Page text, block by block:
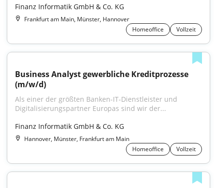
Finanz Informatik GmbH & Co. KG
Frankfurt am Main, Münster, Hannover
Homeoffice
Vollzeit
Business Analyst gewerbliche Kreditprozesse
(m/w/d)
Als einer der größten Banken-IT-Dienstleister und
Digitalisierungspartner Europas sind wir der...
Finanz Informatik GmbH & Co. KG
Hannover, Münster, Frankfurt am Main
Homeoffice
Vollzeit